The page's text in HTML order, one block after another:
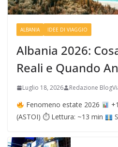
ALBANIA IDEE DI VIAGGIO
Albania 2026:
Reali e Quando
Luglio 18, 2026 Redazione
Fenomeno estate 2026
(ASTOI) ⏱ Lettura: ~13 min